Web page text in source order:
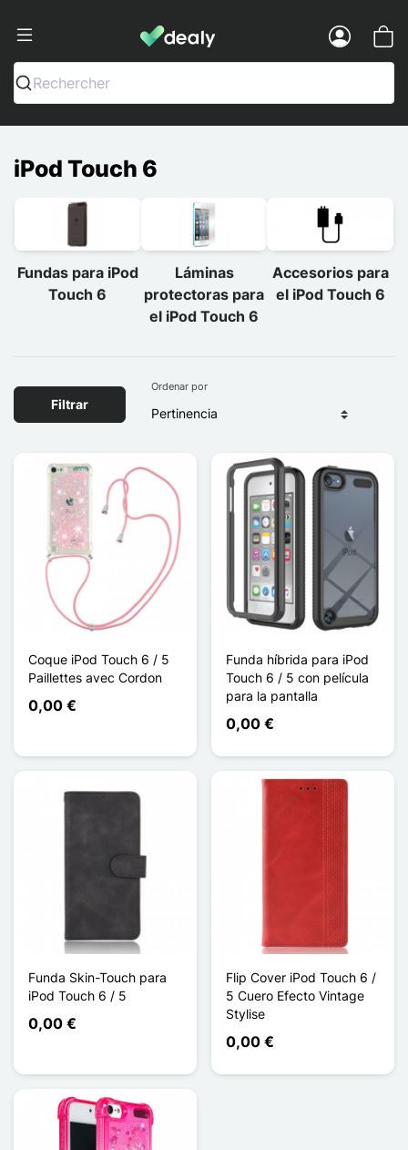
Dealy - Fundas y accesorios para
Rechercher
iPod Touch 6
Fundas para iPod
Touch 6
Láminas
protectoras para
el iPod Touch 6
Accesorios para
el iPod Touch 6
Filtrar
Ordenar por
Coque iPod Touch 6 / 5
Paillettes avec Cordon
0,00 €
Funda híbrida para iPod
Touch 6 / 5 con película
para la pantalla
0,00 €
Funda Skin-Touch para
iPod Touch 6 / 5
0,00 €
Flip Cover iPod Touch 6 /
5 Cuero Efecto Vintage
Stylise
0,00 €